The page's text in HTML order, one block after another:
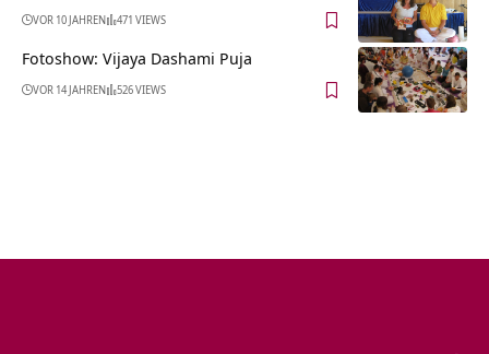
VOR 10 JAHREN 471 VIEWS
Fotoshow: Vijaya Dashami Puja
VOR 14 JAHREN 526 VIEWS